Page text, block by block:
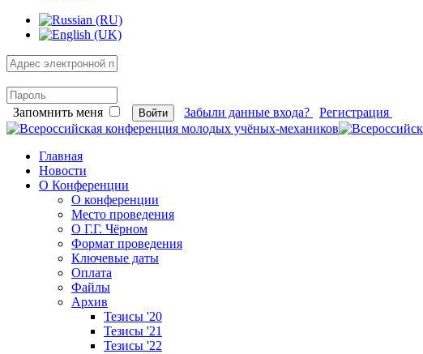
Запомнить меня Войти Забыли данные входа? Регистрация
Главная
Новости
О Конференции
О конференции
Место проведения
О Г.Г. Чёрном
Формат проведения
Ключевые даты
Оплата
Файлы
Архив
Тезисы '20
Тезисы '21
Тезисы '22